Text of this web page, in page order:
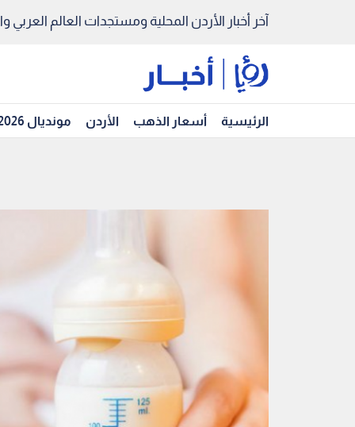
آخر أخبار الأردن المحلية ومستجدات العالم العربي
الرئيسية أسعار الذهب الأردن مونديال 2026